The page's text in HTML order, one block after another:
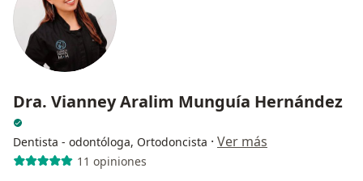
Dra. Vianney Aralim Munguía Hernández
Dentista - odontóloga, Ortodoncista · Ver más
11 opiniones